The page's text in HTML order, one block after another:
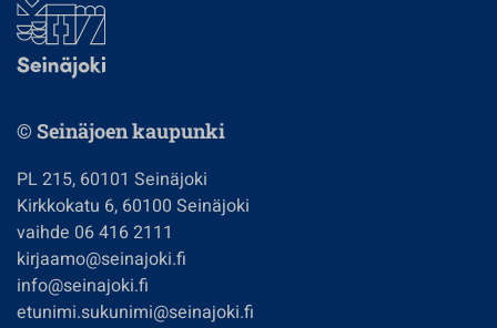
© Seinäjoen kaupunki
PL 215, 60101 Seinäjoki
Kirkkokatu 6, 60100 Seinäjoki
vaihde 06 416 2111
kirjaamo@seinajoki.fi
info@seinajoki.fi
etunimi.sukunimi@seinajoki.fi